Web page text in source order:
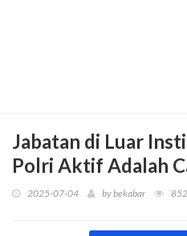
Jabatan di Luar
Polri Aktif Adalah
2025-07-04 bybekabar